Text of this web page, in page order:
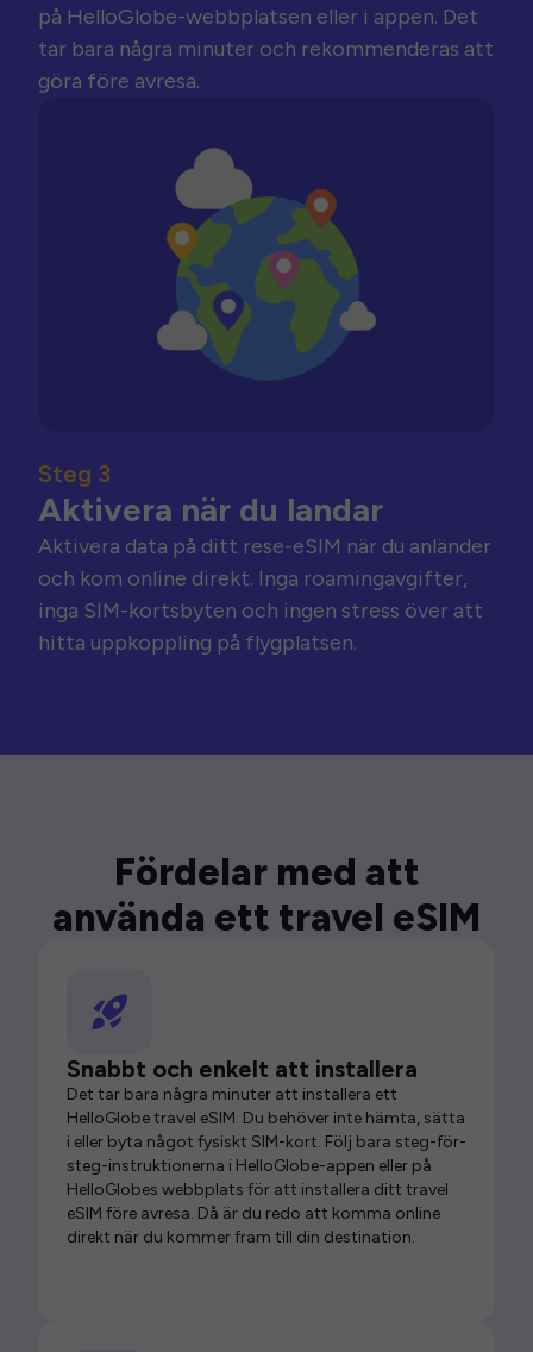
på HelloGlobe-webbplatsen eller i appen. Det
tar bara några minuter och rekommenderas att
göra före avresa.
Steg 3
Aktivera när du landar
Aktivera data på ditt rese-eSIM när du anländer
och kom online direkt. Inga roamingavgifter,
inga SIM-kortsbyten och ingen stress över att
hitta uppkoppling på flygplatsen.
Fördelar med att
använda ett travel eSIM
Snabbt och enkelt att installera
Det tar bara några minuter att installera ett
HelloGlobe travel eSIM. Du behöver inte hämta, sätta
i eller byta något fysiskt SIM-kort. Följ bara steg-för-
steg-instruktionerna i HelloGlobe-appen eller på
HelloGlobes webbplats för att installera ditt travel
eSIM före avresa. Då är du redo att komma online
direkt när du kommer fram till din destination.